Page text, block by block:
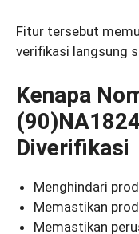
Fitur tersebut
verifikasi langsung
Kenapa
Diverifikasi
Menghindari
Memastikan
Memastikan